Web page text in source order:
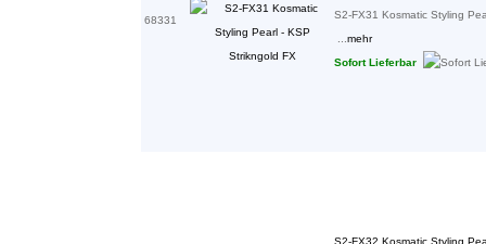
68331
S2-FX31 Kosmatic Styling
mehr
Sofort Lieferbar
S2-FX32 Kosmatic Styling